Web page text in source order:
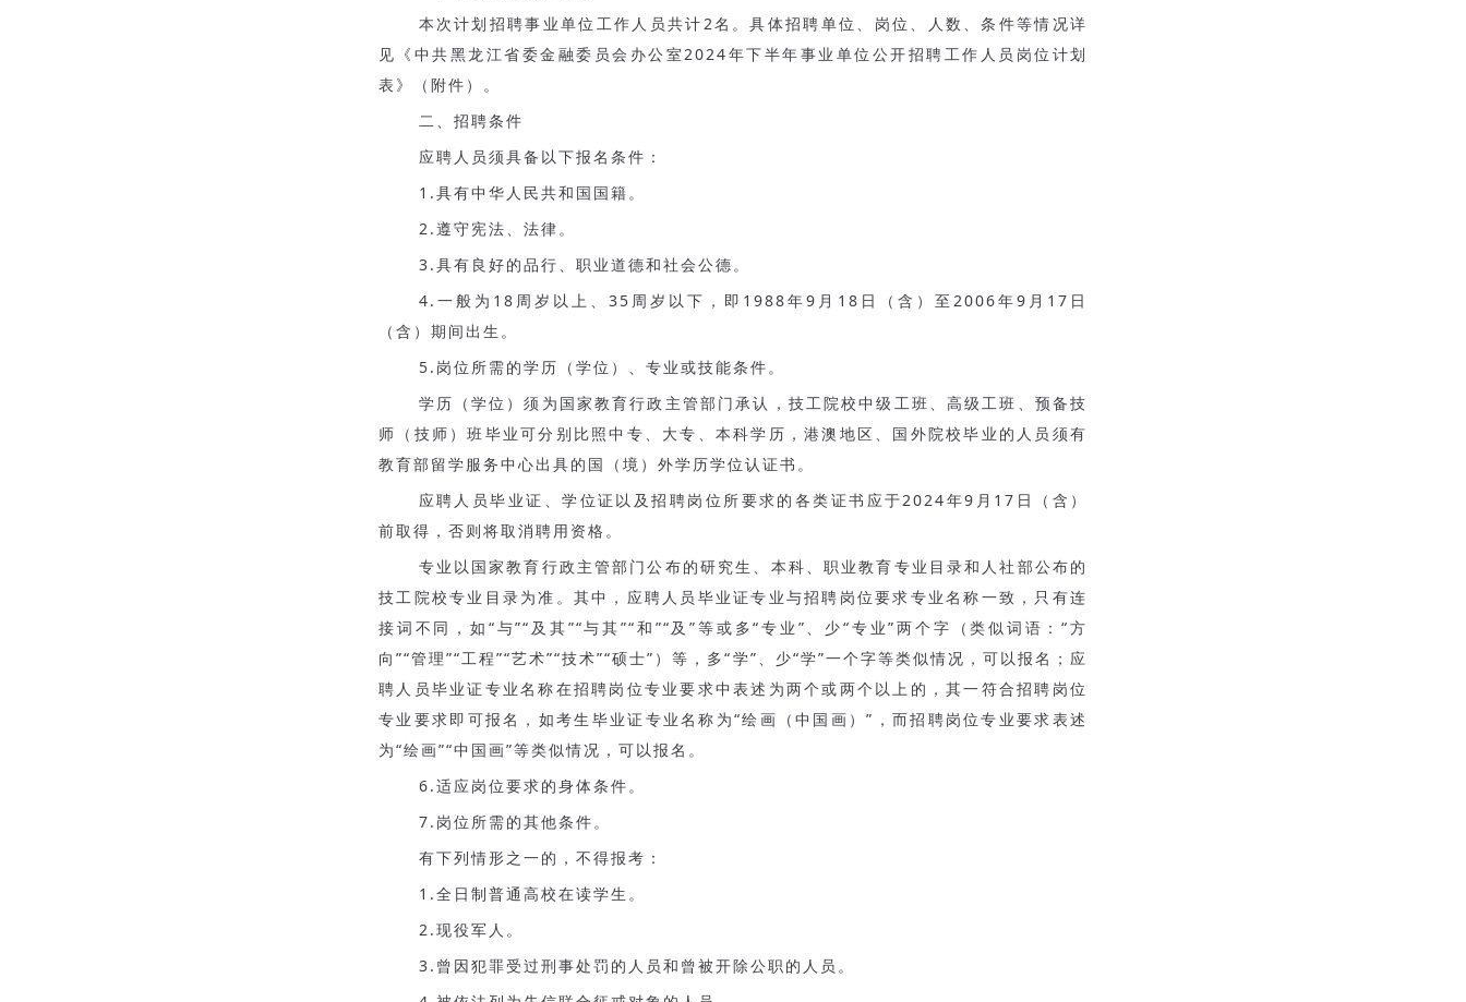
本次计划招聘事业单位工作人员共计2名。具体招聘单位、岗位、人数、条件等情况详
见《中共黑龙江省委金融委员会办公室2024年下半年事业单位公开招聘工作人员岗位计划
表》（附件）。
二、招聘条件
应聘人员须具备以下报名条件：
1.具有中华人民共和国国籍。
2.遵守宪法、法律。
3.具有良好的品行、职业道德和社会公德。
4.一般为18周岁以上、35周岁以下，即1988年9月18日（含）至2006年9月17日
（含）期间出生。
5.岗位所需的学历（学位）、专业或技能条件。
学历（学位）须为国家教育行政主管部门承认，技工院校中级工班、高级工班、预备技
师（技师）班毕业可分别比照中专、大专、本科学历，港澳地区、国外院校毕业的人员须有
教育部留学服务中心出具的国（境）外学历学位认证书。
应聘人员毕业证、学位证以及招聘岗位所要求的各类证书应于2024年9月17日（含）
前取得，否则将取消聘用资格。
专业以国家教育行政主管部门公布的研究生、本科、职业教育专业目录和人社部公布的
技工院校专业目录为准。其中，应聘人员毕业证专业与招聘岗位要求专业名称一致，只有连
接词不同，如“与”“及其”“与其”“和”“及”等或多“专业”、少“专业”两个字（类似词语：“方
向”“管理”“工程”“艺术”“技术”“硕士”）等，多“学”、少“学”一个字等类似情况，可以报名；应
聘人员毕业证专业名称在招聘岗位专业要求中表述为两个或两个以上的，其一符合招聘岗位
专业要求即可报名，如考生毕业证专业名称为“绘画（中国画）”，而招聘岗位专业要求表述
为“绘画”“中国画”等类似情况，可以报名。
6.适应岗位要求的身体条件。
7.岗位所需的其他条件。
有下列情形之一的，不得报考：
1.全日制普通高校在读学生。
2.现役军人。
3.曾因犯罪受过刑事处罚的人员和曾被开除公职的人员。